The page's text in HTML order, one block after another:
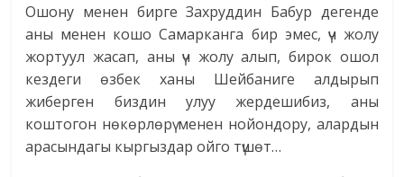
Ошону менен бирге Захруддин Бабур дегенде
аны менен кошо Самарканга бир эмес, үч жолу
жортуул жасап, аны үч жолу алып, бирок ошол
кездеги өзбек ханы Шейбаниге алдырып
жиберген биздин улуу жердешибиз, аны
коштогон нөкөрлөрү менен нойондору, алардын
арасындагы кыргыздар ойго түшөт…